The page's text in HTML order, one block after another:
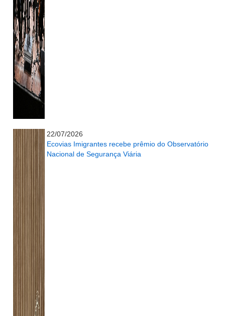
22/07/2026
Ecovias Imigrantes recebe prêmio do Observatório
Nacional de Segurança Viária